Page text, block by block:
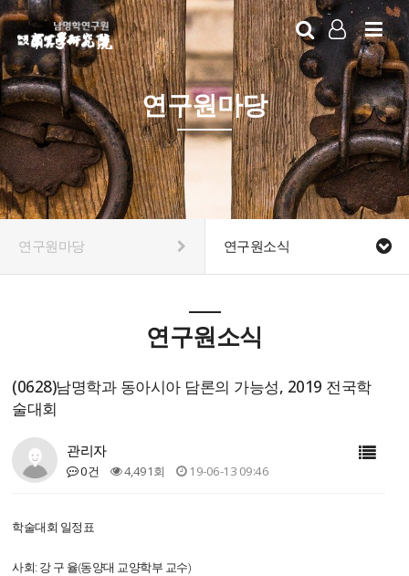
LOG IN
SIGN UP
연구원마당
연구원마당 연구원소식
연구원소식
(0628)남명학과 동아시아 담론의 가능성, 2019 전국학
술대회
관리자
0건 4,491회 19-06-13 09:46
학술대회 일정표
사회: 강 구 율(동양대 교양학부 교수)